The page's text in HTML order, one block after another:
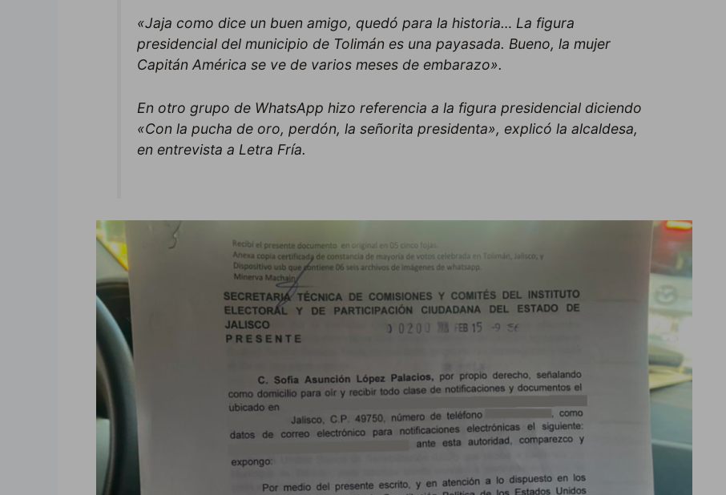
«Jaja como dice un buen amigo, quedó para la historia… La figura
presidencial del municipio de Tolimán es una payasada. Bueno, la mujer
Capitán América se ve de varios meses de embarazo».
En otro grupo de WhatsApp hizo referencia a la figura presidencial diciendo
«Con la pucha de oro, perdón, la señorita presidenta», explicó la alcaldesa,
en entrevista a Letra Fría.